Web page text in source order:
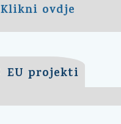
Klikni ovdje
EU projekti